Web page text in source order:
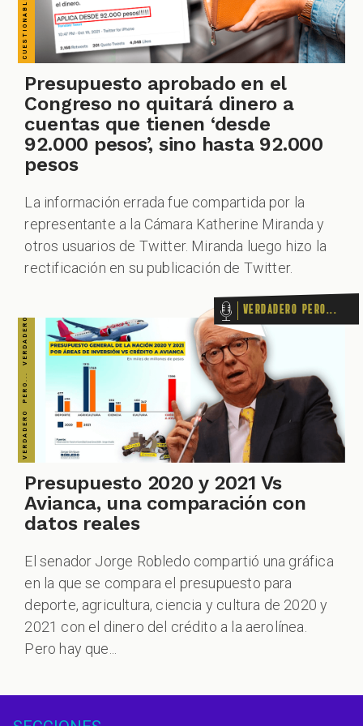
ZOOM
Presupuesto aprobado en el
Congreso no quitará dinero a
cuentas que tienen ‘desde
92.000 pesos’, sino hasta 92.000
pesos
La información errada fue compartida por la
representante a la Cámara Katherine Miranda y
otros usuarios de Twitter. Miranda luego hizo la
rectificación en su publicación de Twitter.
VERDADERO PERO... VERDADERO PERO... VERDADERO PERO... VERDADERO PERO... VERDADERO PERO... VERDADERO PERO... VERDADERO PERO... Verdadero pero...
Presupuesto 2020 y 2021 Vs
Avianca, una comparación con
datos reales
El senador Jorge Robledo compartió una gráfica
en la que se compara el presupuesto para
deporte, agricultura, ciencia y cultura de 2020 y
2021 con el dinero del crédito a la aerolínea.
Pero hay que...